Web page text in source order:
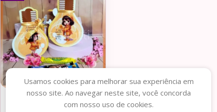
Adicionar ao carrinho
Usamos cookies para melhorar sua experiência em
nosso site. Ao navegar neste site, você concorda
com nosso uso de cookies.